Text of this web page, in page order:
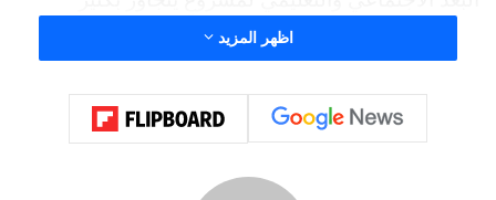
يمثل العرض، الذي يحمل عنوان “الصيرورة”، تتويجًا
لمسيرة الطلاب ضمن برنامج “أول قلم 2026”. فهو
اظهر المزيد